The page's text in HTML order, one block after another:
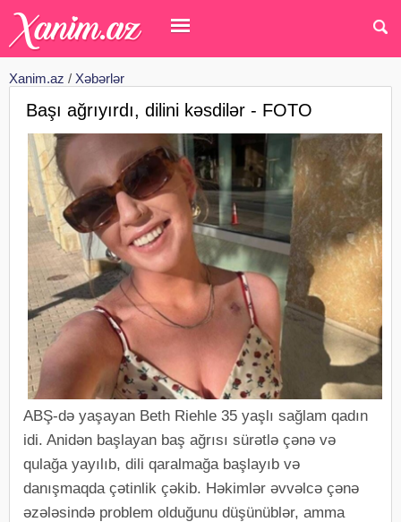
Xanim.az / Xəbərlər
Başı ağrıyırdı, dilini kəsdilər - FOTO
ABŞ-də yaşayan Beth Riehle 35 yaşlı sağlam qadın
idi. Anidən başlayan baş ağrısı sürətlə çənə və
qulağa yayılıb, dili qaralmağa başlayıb və
danışmaqda çətinlik çəkib. Həkimlər əvvəlcə çənə
əzələsində problem olduğunu düşünüblər, amma